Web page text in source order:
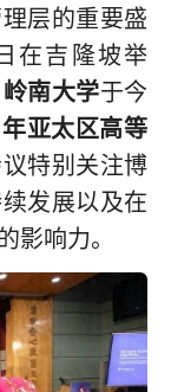
层的重要盛
在吉隆坡举
岭南大学于今
年亚太区高等
特别关注博
发展以及在
影响力。